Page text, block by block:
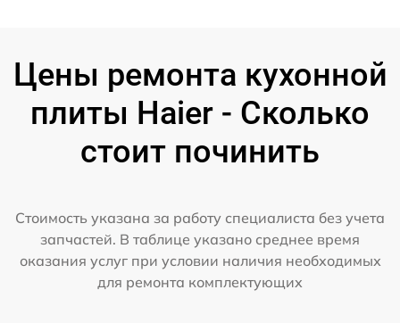
Цены ремонта кухонной
плиты Haier - Сколько
стоит починить
Стоимость указана за работу специалиста без учета
запчастей. В таблице указано среднее время
оказания услуг при условии наличия необходимых
для ремонта комплектующих